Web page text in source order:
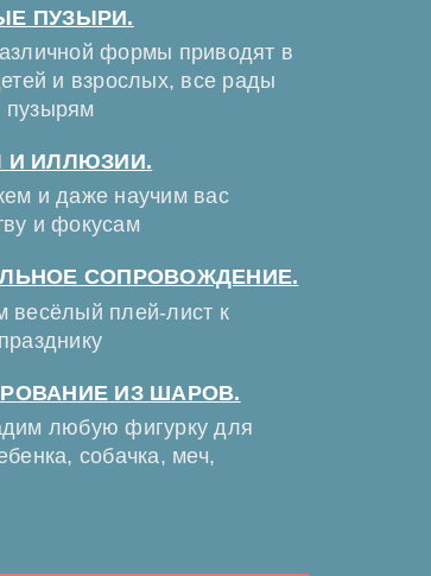
ПУЗЫРИ.
формы приводят в
и взрослых, все рады
И ИЛЛЮЗИИ.
и даже научим вас
и фокусам
СОПРОВОЖДЕНИЕ.
весёлый плей-лист к
ИЗ ШАРОВ.
любую фигурку для
собачка, меч,